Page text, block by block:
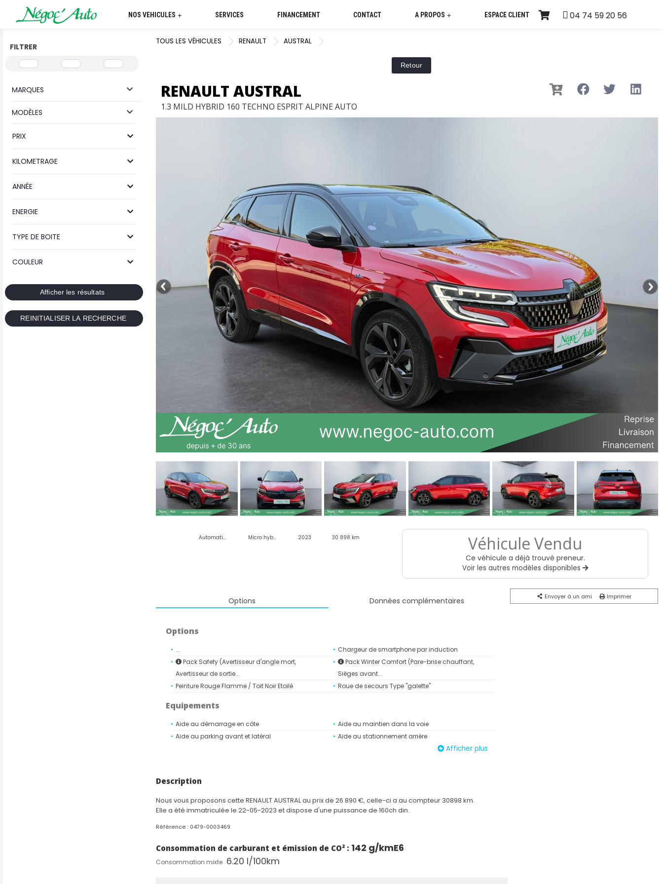
+
NOS VEHICULES SERVICES FINANCEMENT CONTACT +
A PROPOS ESPACE CLIENT 04 74 59 20 56
FILTRER
MARQUES
MODÈLES
PRIX
KILOMETRAGE
ANNÉE
ENERGIE
TYPE DE BOITE
COULEUR
TOUS LES VÉHICULES RENAULT AUSTRAL
RENAULT AUSTRAL
1.3 MILD HYBRID 160 TECHNO ESPRIT ALPINE AUTO
Automatique Micro hybride essence 2023 30 898 km Véhicule Vendu
Ce véhicule a déjà trouvé preneur.
Voir les autres modèles disponibles
Options Données complémentaires
Options
...
Chargeur de smartphone par induction
Pack Safety (Avertisseur d'angle mort,
Avertisseur de sortie...
Pack Winter Comfort (Pare-brise chauffant,
Sièges avant...
Peinture Rouge Flamme / Toit Noir Etoilé
Roue de secours Type "galette"
Equipements
Aide au démarrage en côte
Aide au maintien dans la voie
Aide au parking avant et latéral
Aide au stationnement arrière
Bouclier avant avec lame sport gris satin
Caméra de recul
Carte mains-libres
Climatisation automatique bi-zone
Eclairage intelligent (commutation automatique
Feux LED adaptive vision (avec fonction
antibrouillard intégrée)
Frein à main automatique
Afficher plus
Description
Nous vous proposons cette RENAULT AUSTRAL au prix de 26 890 €, celle-ci a au compteur 30898 km.
Elle a été immatriculée le 22-05-2023 et dispose d'une puissance de 160ch din.
Référence : 0479-0003469
Consommation de carburant et émission de CO² : 142 g/kmE6
Consommation mixte 6.20 l/100km
Envoyer à un ami Imprimer